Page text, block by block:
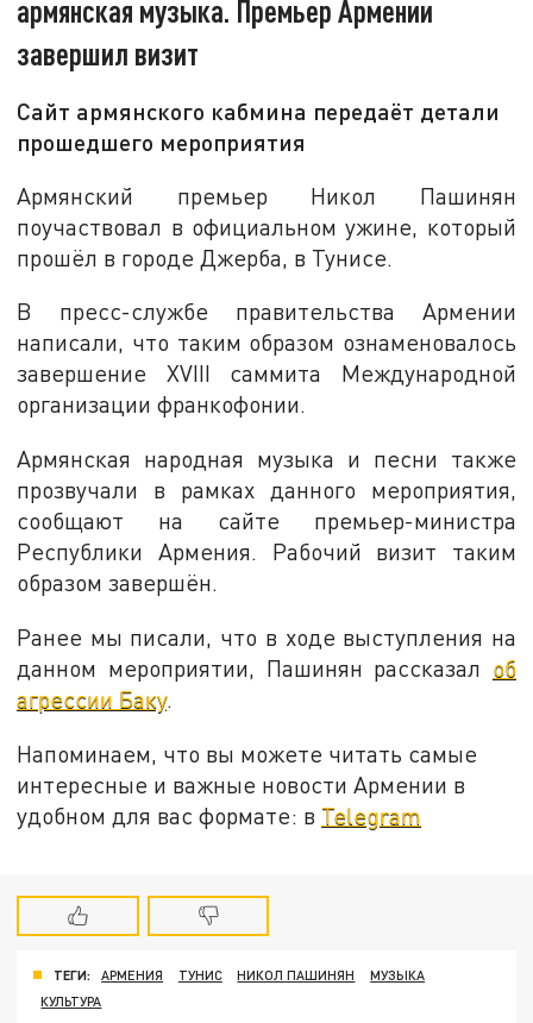
армянская музыка. Премьер Армении
завершил визит
Сайт армянского кабмина передаёт детали
прошедшего мероприятия
Армянский премьер Никол Пашинян
поучаствовал в официальном ужине, который
прошёл в городе Джерба, в Тунисе.
В пресс-службе правительства Армении
написали, что таким образом ознаменовалось
завершение XVIII саммита Международной
организации франкофонии.
Армянская народная музыка и песни также
прозвучали в рамках данного мероприятия,
сообщают на сайте премьер-министра
Республики Армения. Рабочий визит таким
образом завершён.
Ранее мы писали, что в ходе выступления на
данном мероприятии, Пашинян рассказал об
агрессии Баку.
Напоминаем, что вы можете читать самые
интересные и важные новости Армении в
удобном для вас формате: в Telegram
ТЕГИ: АРМЕНИЯ ТУНИС НИКОЛ ПАШИНЯН
МУЗЫКА
КУЛЬТУРА